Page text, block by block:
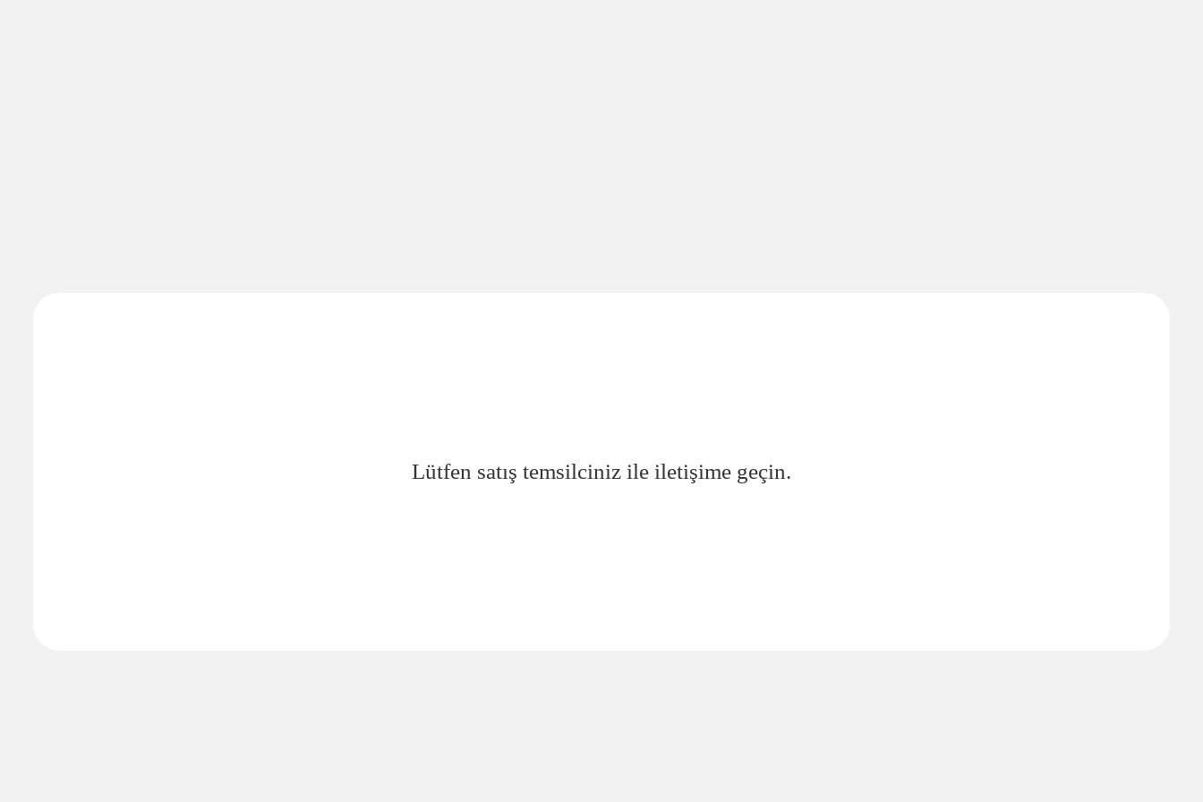
Lütfen satış temsilciniz ile iletişime geçin.